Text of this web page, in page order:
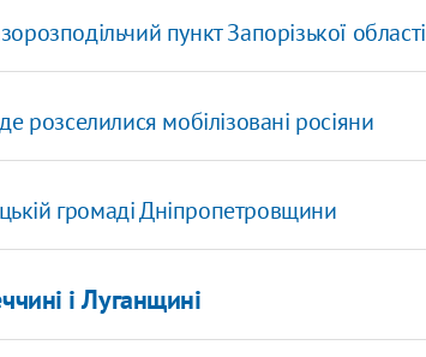
пункт Запорізької області
розселилися мобілізовані росіяни
громаді Дніпропетровщини
і Луганщині